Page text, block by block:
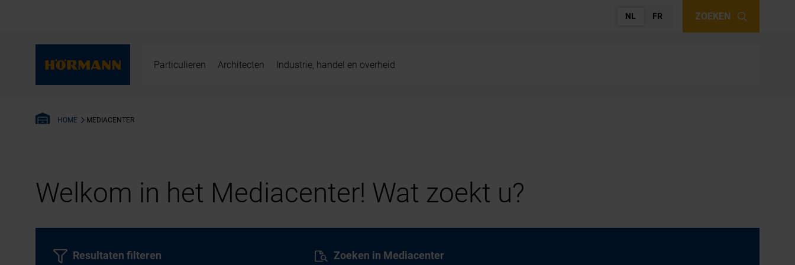
NL FR ZOEKEN
Particulieren Architecten Industrie, handel en overheid
HOME MEDIACENTER
Welkom in het Mediacenter! Wat zoekt u?
Zoeken in Mediacenter
Resultaten filteren